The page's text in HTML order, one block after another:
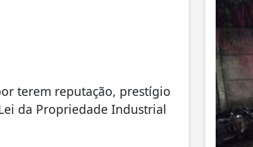
terem reputação, prestígio
da Propriedade Industrial